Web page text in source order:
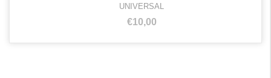
UNIVERSAL
€10,00